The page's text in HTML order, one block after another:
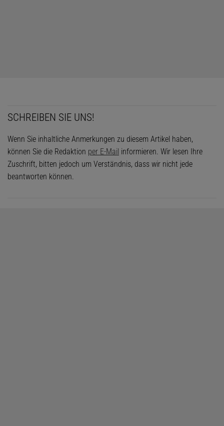
SCHREIBEN SIE UNS!
Wenn Sie inhaltliche Anmerkungen zu diesem Artikel haben,
können Sie die Redaktion per E-Mail informieren. Wir lesen Ihre
Zuschrift, bitten jedoch um Verständnis, dass wir nicht jede
beantworten können.